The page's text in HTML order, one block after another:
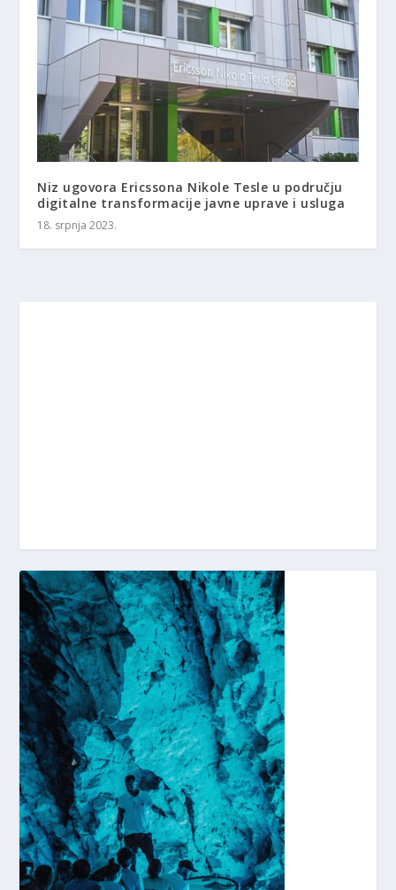
Niz ugovora Ericssona Nikole Tesle u području
digitalne transformacije javne uprave i usluga
18. srpnja 2023.